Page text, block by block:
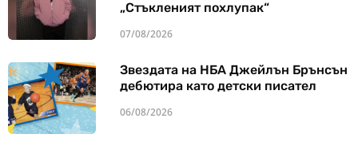
„Стъкленият похлупак“
07/08/2026
Звездата на НБА Джейлън Брънсън
дебютира като детски писател
06/08/2026